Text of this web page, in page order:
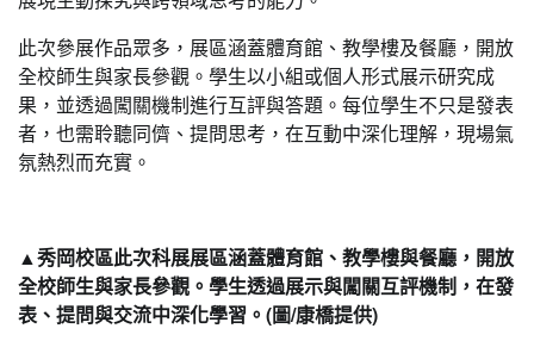
此次參展作品眾多，展區涵蓋體育館、教學樓及餐廳，開放
全校師生與家長參觀。學生以小組或個人形式展示研究成
果，並透過闖關機制進行互評與答題。每位學生不只是發表
者，也需聆聽同儕、提問思考，在互動中深化理解，現場氣
氛熱烈而充實。
▲秀岡校區此次科展展區涵蓋體育館、教學樓與餐廳，開放
全校師生與家長參觀。學生透過展示與闖關互評機制，在發
表、提問與交流中深化學習。(圖/康橋提供)